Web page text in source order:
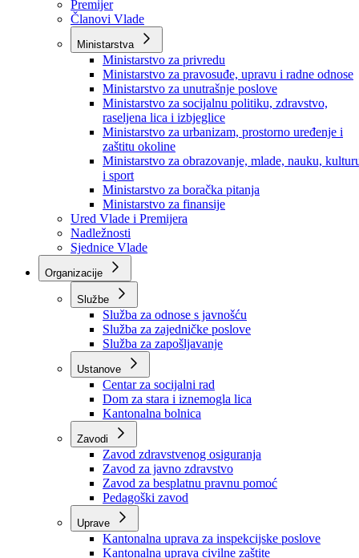
Vlada
Vlada BPK Goražde
Premijer
Članovi Vlade
Ministarstva
Ministarstvo za privredu
Ministarstvo za pravosuđe, upravu i radne odnose
Ministarstvo za unutrašnje poslove
Ministarstvo za socijalnu politiku, zdravstvo,
raseljena lica i izbjeglice
Ministarstvo za urbanizam, prostorno uređenje i
zaštitu okoline
Ministarstvo za obrazovanje, mlade, nauku,
i sport
Ministarstvo za boračka pitanja
Ministarstvo za finansije
Ured Vlade i Premijera
Nadležnosti
Sjednice Vlade
Organizacije
Službe
Služba za odnose s javnošću
Služba za zajedničke poslove
Služba za zapošljavanje
Ustanove
Centar za socijalni rad
Dom za stara i iznemogla lica
Kantonalna bolnica
Zavodi
Zavod zdravstvenog osiguranja
Zavod za javno zdravstvo
Zavod za besplatnu pravnu pomoć
Pedagoški zavod